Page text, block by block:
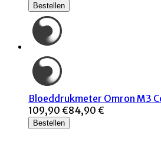
Bestellen
Bloeddrukmeter Omron M3
109,90 €84,90 €
Bestellen